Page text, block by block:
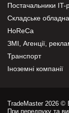
Постачальники IT-
Складське
HoReCa
ЗМІ, Агенції,
Транспорт
Іноземні компанії
TradeMaster 2026 ©
При передруку та